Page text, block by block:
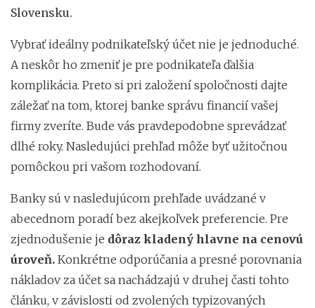
Slovensku.
Vybrať ideálny podnikateľský účet nie je jednoduché.
A neskôr ho zmeniť je pre podnikateľa ďalšia
komplikácia. Preto si pri založení spoločnosti dajte
záležať na tom, ktorej banke správu financií vašej
firmy zveríte. Bude vás pravdepodobne sprevádzať
dlhé roky. Nasledujúci prehľad môže byť užitočnou
pomôckou pri vašom rozhodovaní.
Banky sú v nasledujúcom prehľade uvádzané v
abecednom poradí bez akejkoľvek preferencie. Pre
zjednodušenie je dôraz kladený hlavne na cenovú
úroveň. Konkrétne odporúčania a presné porovnania
nákladov za účet sa nachádzajú v druhej časti tohto
článku, v závislosti od zvolených typizovaných